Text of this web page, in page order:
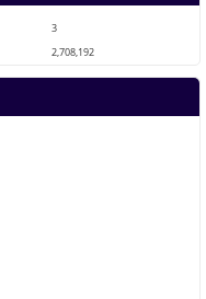
3
2,708,192